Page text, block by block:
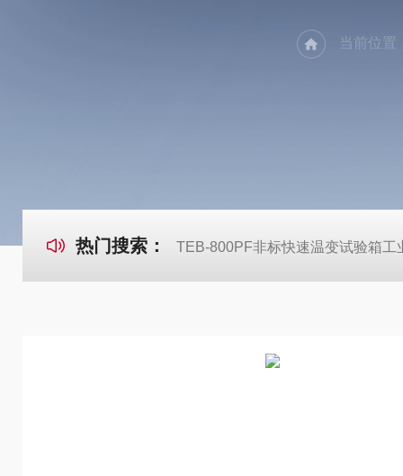
当前位置
热门搜索： TEB-800PF非标快速温变试验箱工